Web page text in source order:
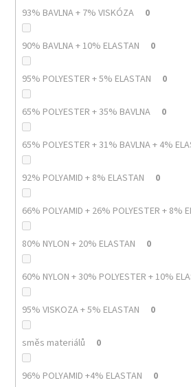
93% BAVLNA + 7% VISKÓZA 0
90% BAVLNA + 10% ELASTAN 0
95% POLYESTER + 5% ELASTAN 0
65% POLYESTER + 35% BAVLNA 0
65% POLYESTER + 31% BAVLNA + 4%
92% POLYAMID + 8% ELASTAN 0
66% POLYAMID + 26% POLYESTER + 8%
80% NYLON + 20% ELASTAN 0
60% NYLON + 30% POLYESTER + 10%
95% VISKOZA + 5% ELASTAN 0
směs materiálů 0
96% POLYAMID +4% ELASTAN 0